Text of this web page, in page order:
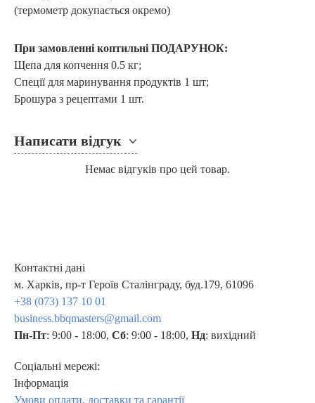
(термометр докупається окремо)
При замовленні коптильні ПОДАРУНОК:
Щепа для копчення 0.5 кг;
Спеції для маринування продуктів 1 шт;
Брошура з рецептами 1 шт.
Написати відгук
Немає відгуків про цей товар.
Контактні дані
м. Харків, пр-т Героїв Сталінграду, буд.179, 61096
+38 (073) 137 10 01
business.bbqmasters@gmail.com
Пн-Пт: 9:00 - 18:00, Сб: 9:00 - 18:00, Нд: вихідний
Соціальні мережі:
Інформація
Умови оплати, доставки та гарантії